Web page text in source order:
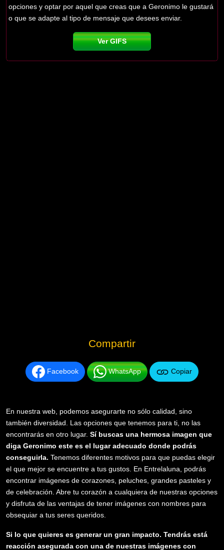
opciones y optar por aquel que creas que a Geronimo le gustará
o que se adapte al tipo de mensaje que desees enviar.
Ver GIFS
Compartir
Facebook WhatsApp Copiar
En nuestra web, podemos asegurarte no sólo calidad, sino
también diversidad. Las opciones que tenemos para ti, no las
encontrarás en otro lugar. Sí buscas una hermosa imagen que
diga Geronimo este es el lugar adecuado donde podrás
conseguirla. Tenemos diferentes motivos para que puedas elegir
el que mejor se encuentre a tus gustos. En Entrelaluna, podrás
encontrar imágenes de corazones, peluches, grandes pasteles y
de celebración. Abre tu corazón a cualquiera de nuestras opciones
y disfruta de las ventajas de tener imágenes con nombres para
obsequiar a tus seres queridos.
Si lo que quieres es generar un gran impacto. Tendrás está
reacción asegurada con una de nuestras imágenes con